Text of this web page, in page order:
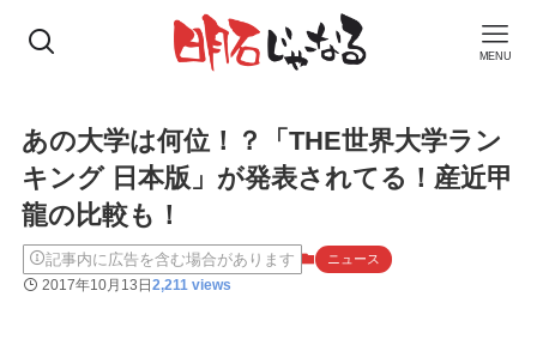
MENU
あの大学は何位！？「THE世界大学ラン
キング 日本版」が発表されてる！産近甲
龍の比較も！
記事内に広告を含む場合があります ニュース
2017年10月13日2,211 views